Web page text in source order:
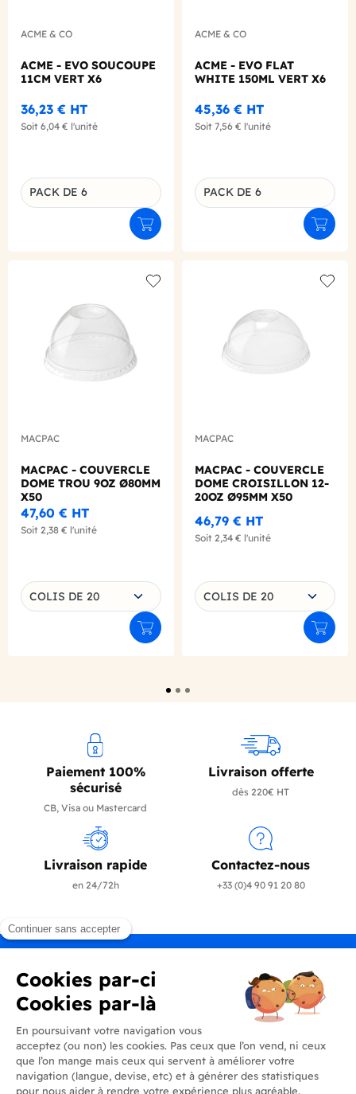
ACME & CO
ACME - EVO SOUCOUPE
11CM VERT X6
36,23 € HT
Soit 6,04 € l'unité
Déclinaison du produit
PACK DE 6
Ajouter au panier
ACME & CO
ACME - EVO FLAT
WHITE 150ML VERT X6
45,36 € HT
Soit 7,56 € l'unité
Déclinaison du produit
PACK DE 6
MACPAC
MACPAC - COUVERCLE
DOME TROU 9OZ Ø80MM
X50
47,60 € HT
Soit 2,38 € l'unité
Choisissez une déclinaison
COLIS DE 20
Ajouter au panier
MACPAC
MACPAC - COUVERCLE
DOME CROISILLON 12-
20OZ Ø95MM X50
46,79 € HT
Soit 2,34 € l'unité
Choisissez une déclinaison
COLIS DE 20
Paiement 100%
sécurisé
CB, Visa ou Mastercard
Livraison offerte
dès 220€ HT
Livraison rapide
en 24/72h
Contactez-nous
+33 (0)4 90 91 20 80